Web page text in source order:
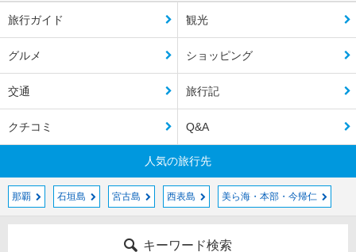
旅行ガイド 観光
グルメ ショッピング
交通 旅行記
クチコミ Q&A
人気の旅行先
那覇 石垣島 宮古島 西表島 美ら海・本部・今帰仁
キーワード検索